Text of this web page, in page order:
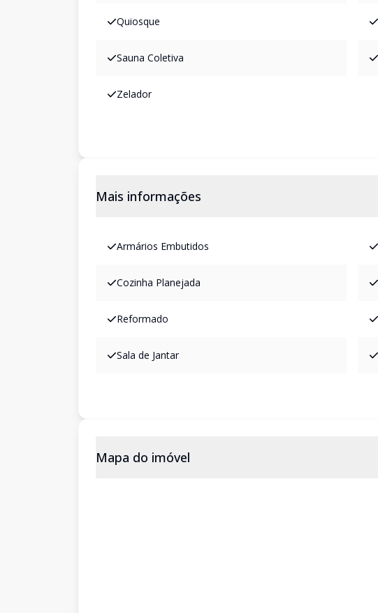
Quiosque
Sauna Coletiva
Zelador
Mais informações
Armários Embutidos
Cozinha Planejada
Reformado
Sala de Jantar
Mapa do imóvel